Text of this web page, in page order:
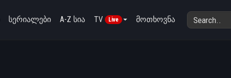
სერიალები A-Z სია TV Live მოთხოვნა